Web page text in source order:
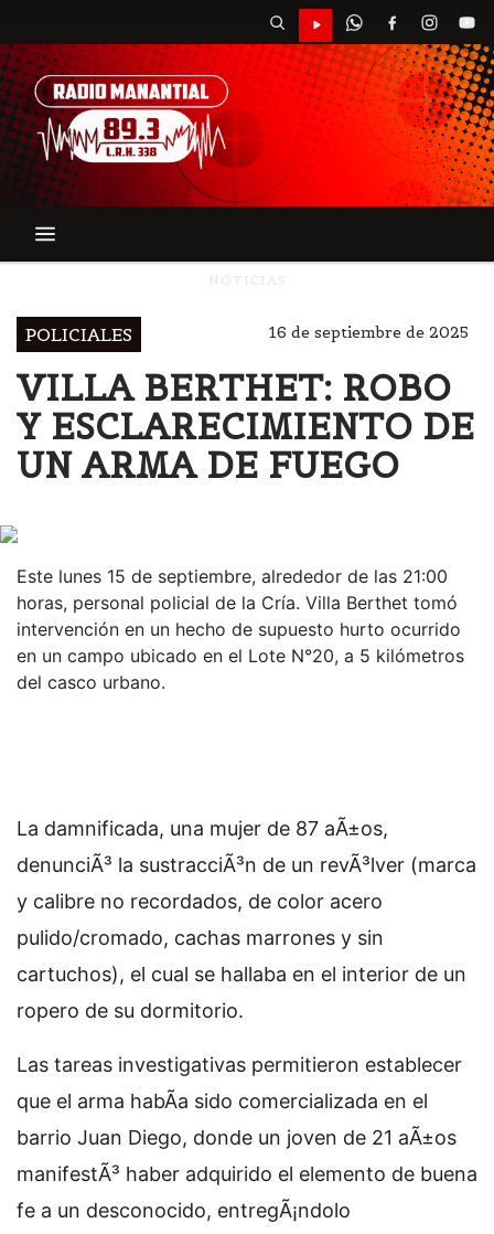
POLICIALES 16 de septiembre de 2025
VILLA BERTHET: ROBO
Y ESCLARECIMIENTO DE
UN ARMA DE FUEGO
Este lunes 15 de septiembre, alrededor de las 21:00
horas, personal policial de la Cría. Villa Berthet tomó
intervención en un hecho de supuesto hurto ocurrido
en un campo ubicado en el Lote N°20, a 5 kilómetros
del casco urbano.
La damnificada, una mujer de 87 aÃ±os,
denunciÃ³ la sustracciÃ³n de un revÃ³lver (marca
y calibre no recordados, de color acero
pulido/cromado, cachas marrones y sin
cartuchos), el cual se hallaba en el interior de un
ropero de su dormitorio.
Las tareas investigativas permitieron establecer
que el arma habÃ­a sido comercializada en el
barrio Juan Diego, donde un joven de 21 aÃ±os
manifestÃ³ haber adquirido el elemento de buena
fe a un desconocido, entregÃ¡ndolo